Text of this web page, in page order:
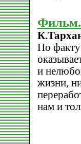
По факту
и
жизни,
нам и